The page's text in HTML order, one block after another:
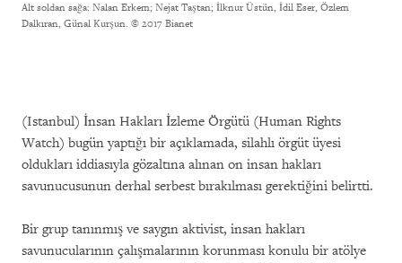
Alt soldan sağa: Nalan Erkem; Nejat Taştan; İlknur Üstün, İdil Eser, Özlem
Dalkıran, Günal Kurşun. © 2017 Bianet
(Istanbul) İnsan Hakları İzleme Örgütü (Human Rights
Watch) bugün yaptığı bir açıklamada, silahlı örgüt üyesi
oldukları iddiasıyla gözaltına alınan on insan hakları
savunucusunun derhal serbest bırakılması gerektiğini belirtti.
Bir grup tanınmış ve saygın aktivist, insan hakları
savunucularının çalışmalarının korunması konulu bir atölye